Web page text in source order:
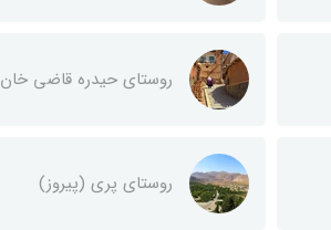
روستای حیدره قاضی خان
روستای پری (پیروز)